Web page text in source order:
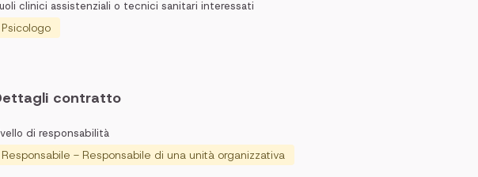
clinici assistenziali o tecnici sanitari interessati
Psicologo
contratto
di responsabilità
Responsabile - Responsabile di una unità organizzativa